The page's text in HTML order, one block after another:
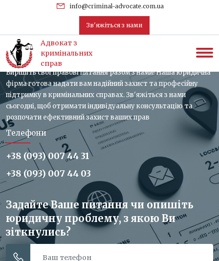
info@criminal-advocate.com.ua
Зв'яжіться з нами
Адвокат з
кримінальних
справ
Зв'яжіться з нами, отримайте
консультацію
Вирішіть свої правові питання разом з нами! Наша юридична
фірма готова надати вам надійний захист та професійну
підтримку в кримінальних справах. Зв'яжіться з нами
сьогодні, щоб отримати індивідуальну консультацію та
розпочати ефективний захист ваших прав
Телефони
+38 (093) 007 44 31
+38 (093) 007 44 03
Задайте Ваше питання чи опишіть
юридичну проблему, з якою Ви
зіткнулись?